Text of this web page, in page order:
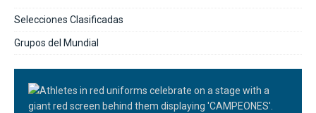
Selecciones Clasificadas
Grupos del Mundial